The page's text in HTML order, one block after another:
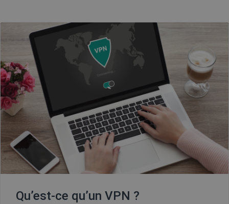
Qu’est-ce qu’un VPN ?